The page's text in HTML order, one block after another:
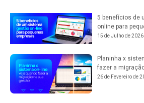
5 benefícios de
online para
15 de Julho de 2026
Planinha x
fazer a
26 de Fevereiro de